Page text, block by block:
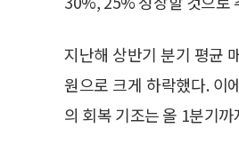
지난해 상반기 분기 평균
원으로 크게 하락했다. 이
의 회복 기조는 올 1분기